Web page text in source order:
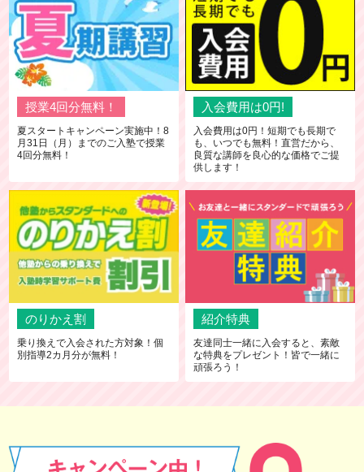
授業4回分無料！
夏スタートキャンペーン実施中！8
月31日（月）までのご入塾で授業
4回分無料！
入会費用は0円!
入会費用は0円！短期でも長期で
も、いつでも無料！直営だから、
良質な講師を良心的な価格でご提
供します！
のりかえ割
乗り換えで入会された方対象！個
別指導2カ月分が無料！
紹介特典
友達同士一緒に入会すると、素敵
な特典をプレゼント！皆で一緒に
頑張ろう！